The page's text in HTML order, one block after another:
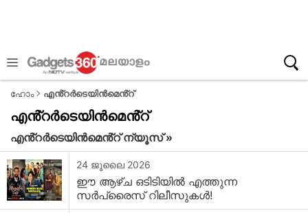
ഹോം എൻ്റർടെയിൻമെൻ്റ്
എൻ്റർടെയിൻമെൻ്റ്
എൻ്റർടെയിൻമെൻ്റ് ന്യൂസ് »
24 ജൂലൈ 2026
ഈ ആഴ്ച ഒടിടിയിൽ എത്തുന്ന
സർപ്രൈസ് റിലീസുകൾ!